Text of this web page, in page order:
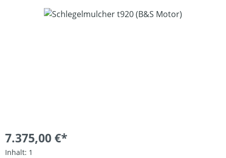
Bildergalerie überspringen
7.375,00 €*
Inhalt: 1